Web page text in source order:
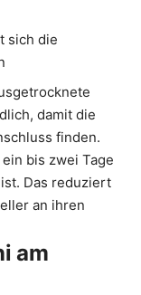
sich die
damit die
finden.
bis zwei Tage
Das reduziert
an ihren
am